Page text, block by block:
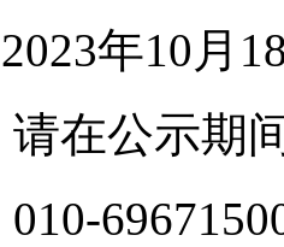
年10月
在公示期